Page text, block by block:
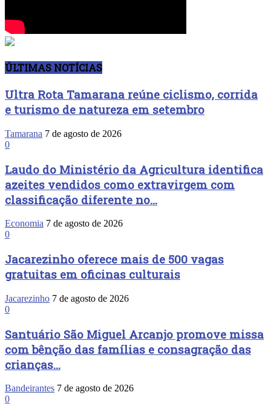
ÚLTIMAS NOTÍCIAS
Ultra Rota Tamarana reúne ciclismo, corrida
e turismo de natureza em setembro
Tamarana 7 de agosto de 2026
0
Laudo do Ministério da Agricultura identifica
azeites vendidos como extravirgem com
classificação diferente no...
Economia 7 de agosto de 2026
0
Jacarezinho oferece mais de 500 vagas
gratuitas em oficinas culturais
Jacarezinho 7 de agosto de 2026
0
Santuário São Miguel Arcanjo promove missa
com bênção das famílias e consagração das
crianças...
Bandeirantes 7 de agosto de 2026
0